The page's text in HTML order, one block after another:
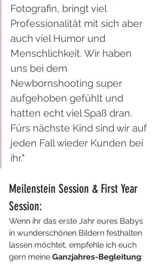
Fotografin, bringt viel
Professionalität mit sich aber
auch viel Humor und
Menschlichkeit. Wir haben
uns bei dem
Newbornshooting super
aufgehoben gefühlt und
hatten echt viel Spaß dran.
Fürs nächste Kind sind wir auf
jeden Fall wieder Kunden bei
ihr."
Meilenstein Session & First Year
Session:
Wenn ihr das erste Jahr eures Babys
in wunderschönen Bildern festhalten
lassen möchtet, empfehle ich euch
gern meine Ganzjahres-Begleitung: